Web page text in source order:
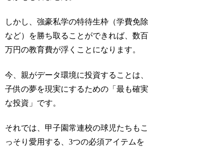
しかし、強豪私学の特待生枠（学費免除
など）を勝ち取ることができれば、数百
万円の教育費が浮くことになります。
今、親がデータ環境に投資することは、
子供の夢を現実にするための「最も確実
な投資」です。
それでは、甲子園常連校の球児たちもこ
っそり愛用する、3つの必須アイテムを